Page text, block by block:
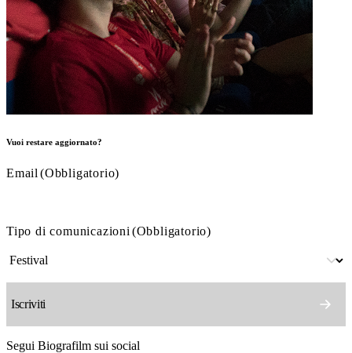
Vuoi restare aggiornato?
Email (Obbligatorio)
Tipo di comunicazioni (Obbligatorio)
Segui Biografilm sui social